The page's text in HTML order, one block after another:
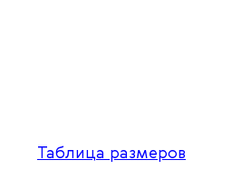
Таблица размеров